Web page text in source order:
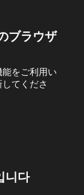
ブラウザ
をご利用い
てくださ
니다